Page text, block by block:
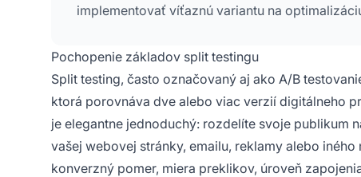
implementovať víťaznú variantu na
Pochopenie základov split testingu
Split testing, často označovaný aj ako A/B
ktorá porovnáva dve alebo viac verzií digitálneho
je elegantne jednoduchý: rozdelíte svoje publikum
vašej webovej stránky, emailu, reklamy alebo
konverzný pomer, miera preklikov, úroveň